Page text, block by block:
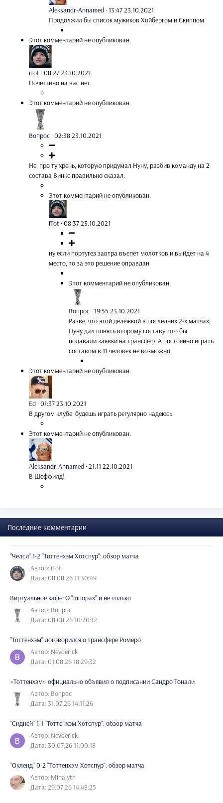
Aleksandr-Annamed ·13:47 23.10.2021
Продолжил бы список мужиков Хойбергом и Скиппом
Этот комментарий не опубликован.
iTot ·08:27 23.10.2021
Почеттино на вас нет
Этот комментарий не опубликован.
Вопрос ·02:38 23.10.2021
Не, про ту хрень, которую придумал Нуну, разбив команду на 2
состава Винкс правильно сказал.
Этот комментарий не опубликован.
iTot ·08:37 23.10.2021
ну если португез завтра въепет молотков и выйдет на 4
место, то за это решение оправдан
Этот комментарий не опубликован.
Вопрос ·19:55 23.10.2021
Разве, что этой дележкой в последних 2-х матчах,
Нуну дал понять второму составу, что бы
подавали заявки на трансфер. А постоянно играть
составом в 11 человек не возможно.
Этот комментарий не опубликован.
Ed ·01:37 23.10.2021
В другом клубе будешь играть регулярно надеюсь
Этот комментарий не опубликован.
Aleksandr-Annamed ·21:11 22.10.2021
В Шеффилд!
Последние комментарии
"Челси" 1-2 "Тоттенхэм Хотспур": обзор матча
Автор: iTot
Дата: 08.08.26 11:30:49
Виртуальное кафе: О "шпорах" и не только
Автор: Вопрос
Дата: 08.08.26 10:20:12
"Тоттенхэм" договорился о трансфере Ромеро
Автор: Nevderick
Дата: 01.08.26 18:29:32
«Тоттенхэм» официально объявил о подписании Сандро Тонали
Автор: Вопрос
Дата: 31.07.26 14:11:26
"Сидней" 1-1 "Тоттенхэм Хотспур": обзор матча
Автор: Nevderick
Дата: 30.07.26 11:00:18
"Окленд" 0-2 "Тоттенхэм Хотспур": обзор матча
Автор: Mihalyth
Дата: 29.07.26 14:48:25